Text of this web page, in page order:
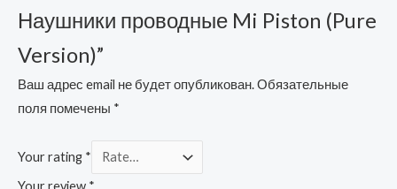
Наушники проводные Mi Piston (Pure
Version)”
Ваш адрес email не будет опубликован.Обязательные
поля помечены *
Your rating *